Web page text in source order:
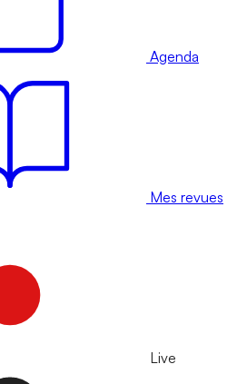
Agenda
Mes revues
Live